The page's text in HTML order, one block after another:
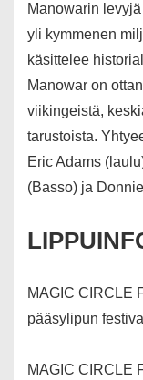
Manowarin
yli kymmenen
käsittelee
Manowar on
viikingeistä,
tarustoista.
Eric Adams
(Basso) ja
MAGIC CIRCLE
pääsylipun
MAGIC CIRCLE